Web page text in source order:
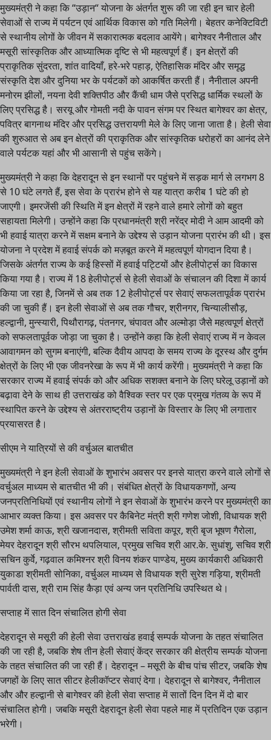
मुख्यमंत्री ने कहा कि “उड़ान“ योजना के अंतर्गत शुरू की जा रही इन चार हेली
सेवाओं से राज्य में पर्यटन एवं आर्थिक विकास को गति मिलेगी। बेहतर कनेक्टिविटी
से स्थानीय लोगों के जीवन में सकारात्मक बदलाव आयेंगे। बागेश्वर नैनीताल और
मसूरी सांस्कृतिक और आध्यात्मिक दृष्टि से भी महत्वपूर्ण हैं। इन क्षेत्रों की
प्राकृतिक सुंदरता, शांत वादियाँ, हरे-भरे पहाड़, ऐतिहासिक मंदिर और समृद्ध
संस्कृति देश और दुनिया भर के पर्यटकों को आकर्षित करती हैं। नैनीताल अपनी
मनोरम झीलों, नयना देवी शक्तिपीठ और कैंची धाम जैसे प्रसिद्ध धार्मिक स्थलों के
लिए प्रसिद्ध है। सरयू और गोमती नदी के पावन संगम पर स्थित बागेश्वर का क्षेत्र,
पवित्र बागनाथ मंदिर और प्रसिद्ध उत्तरायणी मेले के लिए जाना जाता है। हेली सेवा
की शुरुआत से अब इन क्षेत्रों की प्राकृतिक और सांस्कृतिक धरोहरों का आनंद लेने
वाले पर्यटक यहां और भी आसानी से पहुंच सकेंगे।
मुख्यमंत्री ने कहा कि देहरादून से इन स्थानों पर पहुंचने में सड़क मार्ग से लगभग 8
से 10 घंटे लगते हैं, इस सेवा के प्रारंभ होने से यह यात्रा करीब 1 घंटे की हो
जाएगी। इमरजेंसी की स्थिति में इन क्षेत्रों में रहने वाले हमारे लोगों को बहुत
सहायता मिलेगी। उन्होंने कहा कि प्रधानमंत्री श्री नरेंद्र मोदी ने आम आदमी को
भी हवाई यात्रा करने में सक्षम बनाने के उद्देश्य से उड़ान योजना प्रारंभ की थी। इस
योजना ने प्रदेश में हवाई संपर्क को मज़बूत करने में महत्वपूर्ण योगदान दिया है।
जिसके अंतर्गत राज्य के कई हिस्सों में हवाई पट्टियों और हेलीपोर्ट्स का विकास
किया गया है। राज्य में 18 हेलीपोर्ट्स से हेली सेवाओं के संचालन की दिशा में कार्य
किया जा रहा है, जिनमें से अब तक 12 हेलीपोर्ट्स पर सेवाएं सफलतापूर्वक प्रारंभ
की जा चुकी हैं। इन हेली सेवाओं से अब तक गौचर, श्रीनगर, चिन्यालीसौड़,
हल्द्वानी, मुन्स्यारी, पिथौरागढ़, पंतनगर, चंपावत और अल्मोड़ा जैसे महत्वपूर्ण क्षेत्रों
को सफलतापूर्वक जोड़ा जा चुका है। उन्होंने कहा कि हेली सेवाएं राज्य में न केवल
आवागमन को सुगम बनाएंगी, बल्कि दैवीय आपदा के समय राज्य के दूरस्थ और दुर्गम
क्षेत्रों के लिए भी एक जीवनरेखा के रूप में भी कार्य करेंगी। मुख्यमंत्री ने कहा कि
सरकार राज्य में हवाई संपर्क को और अधिक सशक्त बनाने के लिए घरेलू उड़ानों को
बढ़ावा देने के साथ ही उत्तराखंड को वैश्विक स्तर पर एक प्रमुख गंतव्य के रूप में
स्थापित करने के उद्देश्य से अंतरराष्ट्रीय उड़ानों के विस्तार के लिए भी लगातार
प्रयासरत है।
सीएम ने यात्रियों से की वर्चुअल बातचीत
मुख्यमंत्री ने इन हेली सेवाओं के शुभारंभ अवसर पर इनसे यात्रा करने वाले लोगों से
वर्चुअल माध्यम से बातचीत भी की। संबंधित क्षेत्रों के विधायकगणों, अन्य
जनप्रतिनिधियों एवं स्थानीय लोगों ने इन सेवाओं के शुभारंभ करने पर मुख्यमंत्री का
आभार व्यक्त किया। इस अवसर पर कैबिनेट मंत्री श्री गणेश जोशी, विधायक श्री
उमेश शर्मा काऊ, श्री खजानदास, श्रीमती सविता कपूर, श्री बृज भूषण गैरोला,
मेयर देहरादून श्री सौरभ थपलियाल, प्रमुख सचिव श्री आर.के. सुधांशु, सचिव श्री
सचिन कुर्वे, गढ़वाल कमिश्नर श्री विनय शंकर पाण्डेय, मुख्य कार्यकारी अधिकारी
युकाडा श्रीमती सोनिका, वर्चुअल माध्यम से विधायक श्री सुरेश गड़िया, श्रीमती
पार्वती दास, श्री राम सिंह कैड़ा एवं अन्य जन प्रतिनिधि उपस्थित थे।
सप्ताह में सात दिन संचालित होगी सेवा
देहरादून से मसूरी की हेली सेवा उत्तराखंड हवाई सम्पर्क योजना के तहत संचालित
की जा रही है, जबकि शेष तीन हेली सेवाएं केंद्र सरकार की क्षेत्रीय सम्पर्क योजना
के तहत संचालित की जा रही हैं। देहरादून – मसूरी के बीच पांच सीटर, जबकि शेष
जगहों के लिए सात सीटर हेलीकॉप्टर सेवाएं देगा। देहरादून से बागेश्वर, नैनीताल
और और हल्द्वानी से बागेश्वर की हेली सेवा सप्ताह में सातों दिन दिन में दो बार
संचालित होगी। जबकि मसूरी देहरादून हेली सेवा पहले माह में प्रतिदिन एक उड़ान
भरेगी।